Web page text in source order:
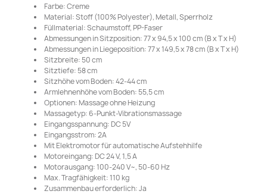
Farbe: Creme
Material: Stoff (100% Polyester), Metall, Sperrholz
Füllmaterial: Schaumstoff, PP-Faser
Abmessungen in Sitzposition: 77 x 94,5 x 100 cm (B x T x H)
Abmessungen in Liegeposition: 77 x 149,5 x 78 cm (B x T x H)
Sitzbreite: 50 cm
Sitztiefe: 58 cm
Sitzhöhe vom Boden: 42-44 cm
Armlehnenhöhe vom Boden: 55,5 cm
Optionen: Massage ohne Heizung
Massagetyp: 6-Punkt-Vibrationsmassage
Eingangsspannung: DC 5V
Eingangsstrom: 2A
Mit Elektromotor für automatische Aufstehhilfe
Motoreingang: DC 24 V, 1,5 A
Motorausgang: 100-240 V~, 50-60 Hz
Max. Tragfähigkeit: 110 kg
Zusammenbau erforderlich: Ja